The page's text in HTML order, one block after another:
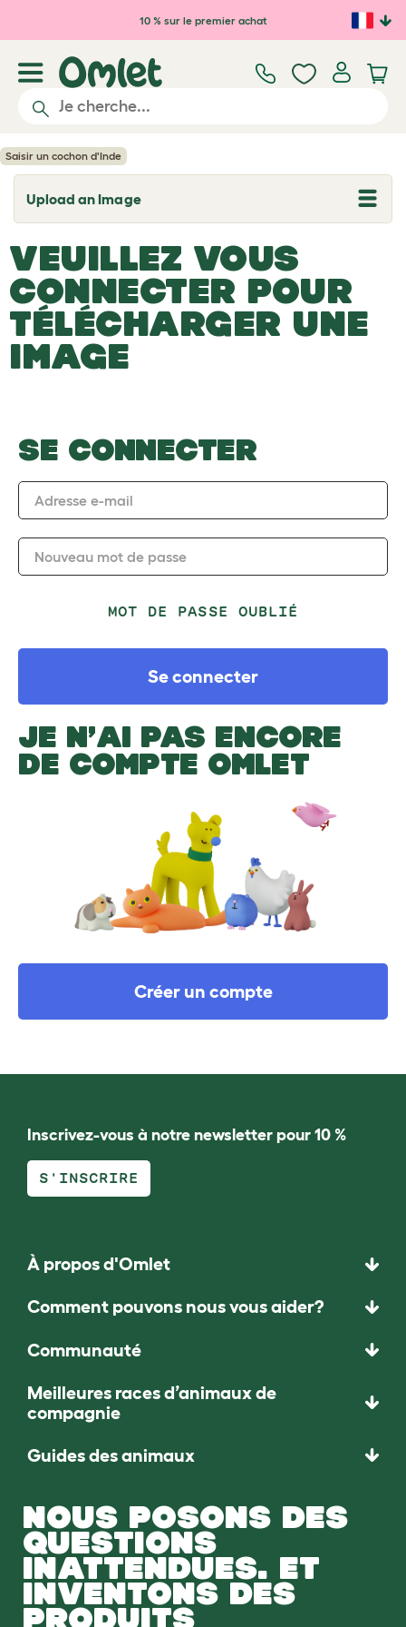
Passer au contenu principal
10 % sur le premier achat
Saisir un cochon d'Inde
Upload an Image
T
o
g
e
d
r
o
p
d
o
VEUILLEZ VOUS
CONNECTER POUR
TÉLÉCHARGER UNE
IMAGE
SE CONNECTER
Adresse e-mail
Nouveau mot de passe
MOT DE PASSE OUBLIÉ
Se connecter
JE N’AI PAS ENCORE
DE COMPTE OMLET
Créer un compte
Inscrivez-vous à notre newsletter pour 10 %
S'INSCRIRE
À propos d'Omlet
Comment pouvons nous vous aider?
Communauté
Meilleures races d’animaux de
compagnie
Guides des animaux
NOUS POSONS DES
QUESTIONS
INATTENDUES. ET
INVENTONS DES
PRODUITS